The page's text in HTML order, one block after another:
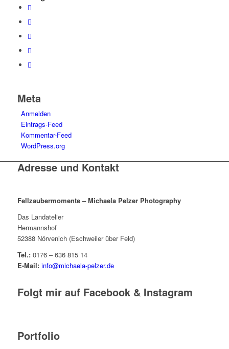
Meta
Anmelden
Eintrags-Feed
Kommentar-Feed
WordPress.org
Adresse und Kontakt
Fellzaubermomente –Michaela Pelzer Photography
Das Landatelier
Hermannshof
52388 Nörvenich (Eschweiler über Feld)
Tel.:0176 – 636 815 14
E-Mail: info@michaela-pelzer.de
Folgt mir auf Facebook & Instagram
Portfolio